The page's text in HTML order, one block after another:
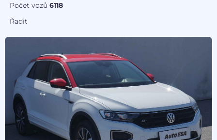
Počet vozů6118
Řadit